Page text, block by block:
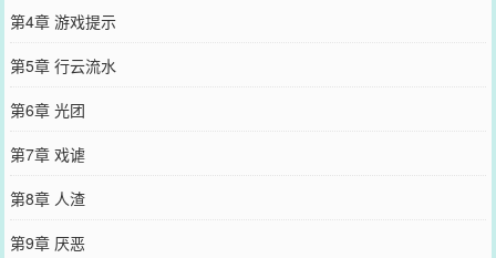
第4章 游戏提示
第5章 行云流水
第6章 光团
第7章 戏谑
第8章 人渣
第9章 厌恶